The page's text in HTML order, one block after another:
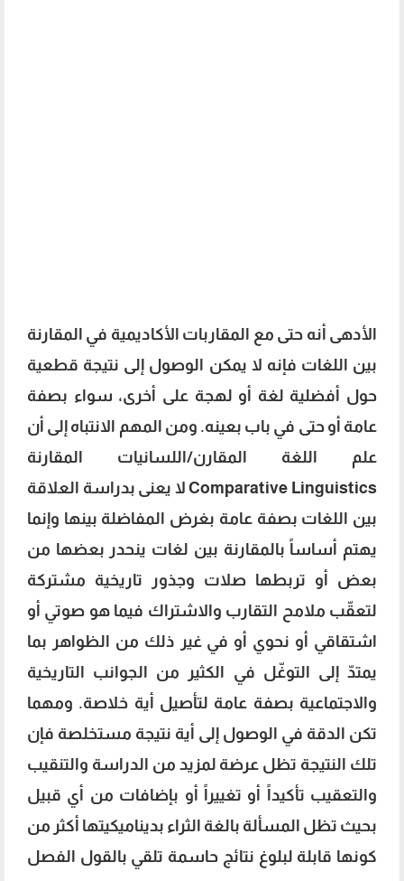
الأدهى أنه حتى مع المقاربات الأكاديمية في المقارنة
بين اللغات فإنه لا يمكن الوصول إلى نتيجة قطعية
حول أفضلية لغة أو لهجة على أخرى، سواء بصفة
عامة أو حتى في باب بعينه. ومن المهم الانتباه إلى أن
علم اللغة المقارن/اللسانيات المقارنة
Comparative Linguistics لا يعنى بدراسة العلاقة
بين اللغات بصفة عامة بغرض المفاضلة بينها وإنما
يهتم أساساً بالمقارنة بين لغات ينحدر بعضها من
بعض أو تربطها صلات وجذور تاريخية مشتركة
لتعقّب ملامح التقارب والاشتراك فيما هو صوتي أو
اشتقاقي أو نحوي أو في غير ذلك من الظواهر بما
يمتدّ إلى التوغّل في الكثير من الجوانب التاريخية
والاجتماعية بصفة عامة لتأصيل أية خلاصة. ومهما
تكن الدقة في الوصول إلى أية نتيجة مستخلصة فإن
تلك النتيجة تظل عرضة لمزيد من الدراسة والتنقيب
والتعقيب تأكيداً أو تغييراً أو بإضافات من أي قبيل
بحيث تظل المسألة بالغة الثراء بديناميكيتها أكثر من
كونها قابلة لبلوغ نتائج حاسمة تلقي بالقول الفصل